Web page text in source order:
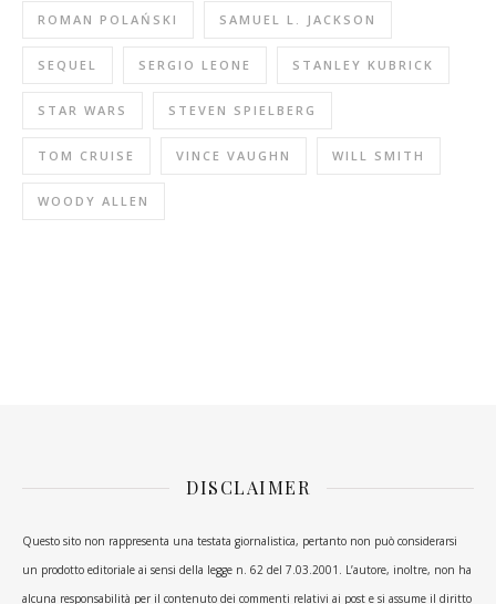
ROMAN POLAŃSKI SAMUEL L. JACKSON
SEQUEL SERGIO LEONE STANLEY KUBRICK
STAR WARS STEVEN SPIELBERG
TOM CRUISE VINCE VAUGHN WILL SMITH
WOODY ALLEN
DISCLAIMER
Questo sito non rappresenta una testata giornalistica, pertanto non può considerarsi
un prodotto editoriale ai sensi della legge n. 62 del 7.03.2001. L’autore, inoltre, non ha
alcuna responsabilità per il contenuto dei commenti relativi ai post e si assume il diritto